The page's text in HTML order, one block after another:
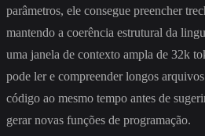
parâmetros, ele consegue preencher
mantendo a coerência estrutural da
uma janela de contexto ampla de 32k
pode ler e compreender longos
código ao mesmo tempo antes de
gerar novas funções de programação.